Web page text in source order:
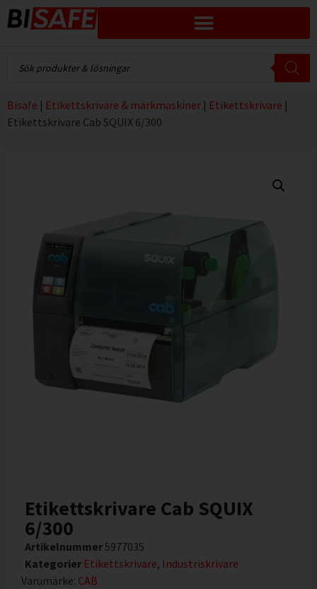
Bisafe | Etikettskrivare & märkmaskiner | Etikettskrivare |
Etikettskrivare Cab SQUIX 6/300
Etikettskrivare Cab SQUIX
6/300
Artikelnummer5977035
Kategorier Etikettskrivare, Industriskrivare
Varumärke: CAB